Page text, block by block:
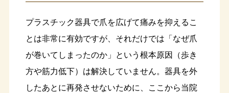
プラスチック器具で爪を広げて痛みを抑えるこ
とは非常に有効ですが、それだけでは「なぜ爪
が巻いてしまったのか」という根本原因（歩き
方や筋力低下）は解決していません。器具を外
したあとに再発させないために、ここから当院